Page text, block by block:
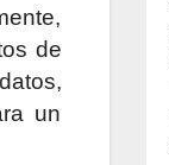
de
un